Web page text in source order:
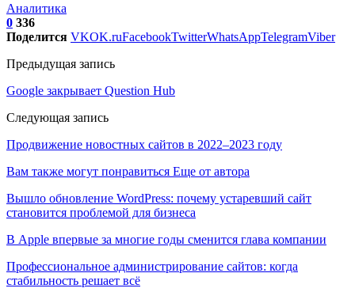
Аналитика
0 336
Поделится VKOK.ruFacebookTwitterWhatsAppTelegramViber
Предыдущая запись
Google закрывает Question Hub
Следующая запись
Продвижение новостных сайтов в 2022–2023 году
Вам также могут понравиться Еще от автора
Вышло обновление WordPress: почему устаревший сайт
становится проблемой для бизнеса
В Apple впервые за многие годы сменится глава компании
Профессиональное администрирование сайтов: когда
стабильность решает всё